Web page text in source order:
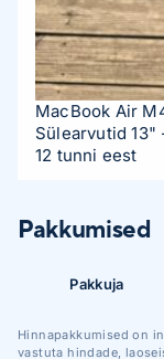
MacBook Air
Sülearvutid 13"
12 tunni eest
Pakkumised
Pakkuja
Hinnapakkumised on
vastuta hindade,